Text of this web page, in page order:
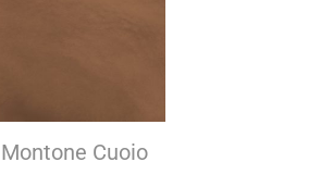
Montone Cuoio